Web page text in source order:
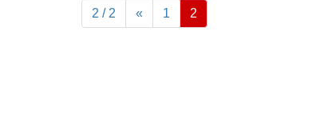
2 / 2 « 1 2